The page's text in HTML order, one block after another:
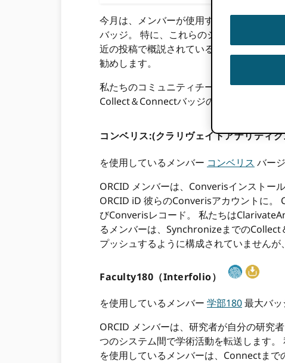
今月は、メンバーが使用するのがいかに
バッジ。 特に、これらのシステムの一部
近の投稿で概説されているように研究機
勧めします。
私たちのコミュニティチームは最近、次
Collect＆Connectバッジの技術的要素を満
コンベリス:(クラリヴェイトアナリティ
を使用しているメンバー コンベリス バー
ORCID メンバーは、Converisインストー
ORCID iD 彼らのConverisアカウントに。
びConverisレコード。 私たちは
るメンバーは、Synchronizeまでの
プッシュするように構成されていません
Faculty180（Interfolio）
を使用しているメンバー 学部180最大バ
ORCID メンバーは、研究者が自分の研究
つのシステム間で学術活動を転送します
を使用しているメンバーは、Connectまで